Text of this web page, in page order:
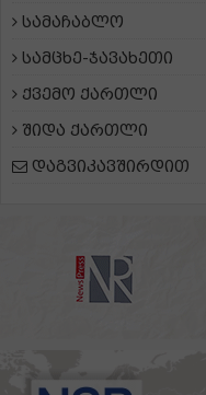
სამაჩაბლო
სამცხე-ჯავახეთი
ქვემო ქართლი
შიდა ქართლი
დაგვიკავშირდით